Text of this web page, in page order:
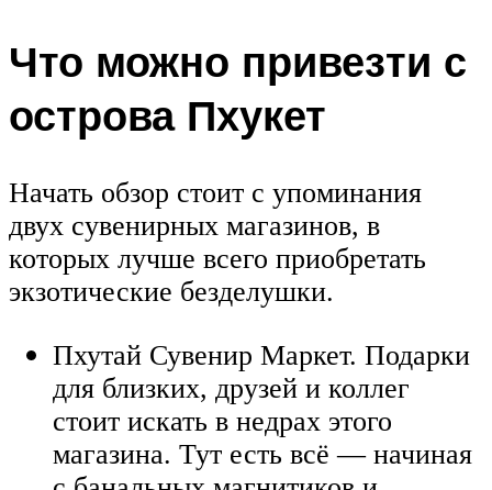
Что можно привезти с
острова Пхукет
Начать обзор стоит с упоминания
двух сувенирных магазинов, в
которых лучше всего приобретать
экзотические безделушки.
Пхутай Сувенир Маркет. Подарки
для близких, друзей и коллег
стоит искать в недрах этого
магазина. Тут есть всё — начиная